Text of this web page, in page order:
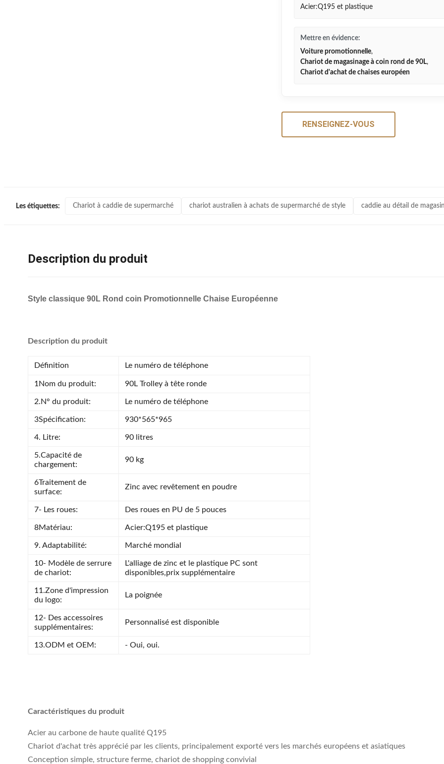
Acier:Q195 et plastique
Mettre en évidence:
Voiture promotionnelle,
Chariot de magasinage à coin rond de 90L,
Chariot d'achat de chaises européen
RENSEIGNEZ-VOUS
Les étiquettes: Chariot à caddie de supermarché chariot australien à achats de supermarché de style caddie au détail de
Description du produit
Style classique 90L Rond coin Promotionnelle Chaise Européenne
Description du produit
Définition Le numéro de téléphone
1Nom du produit: 90L Trolley à tête ronde
2.N° du produit: Le numéro de téléphone
3Spécification: 930*565*965
4. Litre: 90 litres
5.Capacité de
chargement:
90 kg
6Traitement de
surface:
Zinc avec revêtement en poudre
7- Les roues: Des roues en PU de 5 pouces
8Matériau: Acier:Q195 et plastique
9. Adaptabilité: Marché mondial
10- Modèle de serrure
de chariot:
L'alliage de zinc et le plastique PC sont
disponibles,prix supplémentaire
11.Zone d'impression
du logo:
La poignée
12- Des accessoires
supplémentaires:
Personnalisé est disponible
13.ODM et OEM: - Oui, oui.
Caractéristiques du produit
Acier au carbone de haute qualité Q195
Chariot d'achat très apprécié par les clients, principalement exporté vers les marchés européens et asiatiques
Conception simple, structure ferme, chariot de shopping convivial